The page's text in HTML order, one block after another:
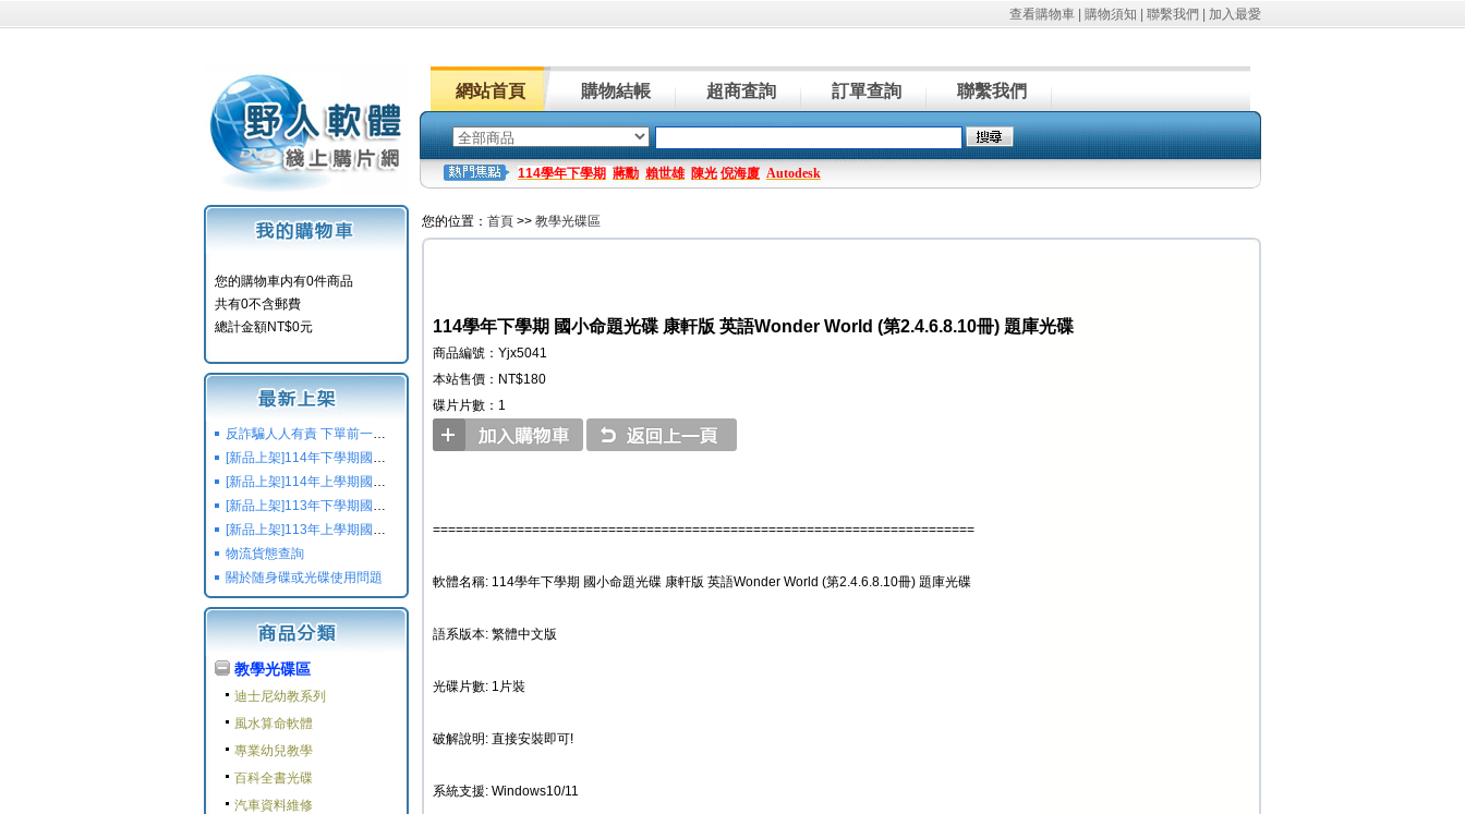
查看購物車 購物須知 聯繫我們 加入最愛
網站首頁 購物結帳 超商査詢 訂單查詢 聯繫我們
114學年下學期 蔣勳 賴世雄 陳光 倪海廈 Autodesk
您的購物車内有0件商品
共有0不含郵費
總計金額NT$0元
反詐騙人人有責 下單前一定要注意
[新品上架]114年下學期國小國中高中命題光碟,校用卷,習作
[新品上架]114年上學期國小國中高中命題光碟,校用卷,習作
[新品上架]113年下學期國小國中高中命題光碟,校用卷,習作
[新品上架]113年上學期國小國中高中命題光碟,校用卷,習作
物流貨態查詢
關於随身碟或光碟使用問題
教學光碟區
迪士尼幼教系列
風水算命軟體
專業幼兒教學
百科全書光碟
汽車資料維修
您的位置： 首頁 >> 教學光碟區
114學年下學期 國小命題光碟 康軒版 英語Wonder World (第2.4.6.8.10冊) 題庫光碟
商品編號：Yjx5041
本站售價：NT$180
碟片片數：1
=======================================================================
軟體名稱: 114學年下學期 國小命題光碟 康軒版 英語Wonder World (第2.4.6.8.10冊) 題庫光碟
語系版本: 繁體中文版
光碟片數: 1片裝
破解說明: 直接安裝即可!
系統支援: Windows10/11